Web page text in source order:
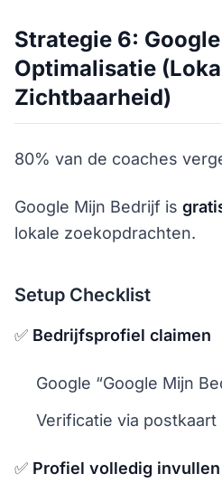
Strategie 6:
Optimalisatie
Zichtbaarheid)
80% van de coaches
Google Mijn Bedrijf is
lokale zoekopdrachten.
Setup Checklist
✅ Bedrijfsprofiel claimen
Google “Google Mijn
Verificatie via
✅ Profiel volledig invullen